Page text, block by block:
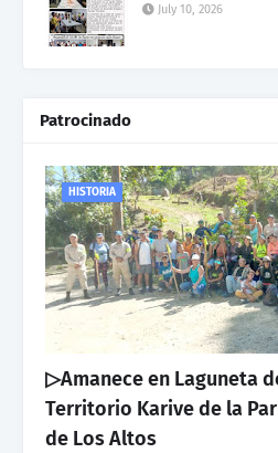
July 10, 2026
Patrocinado
HISTORIA
▷Amanece en Laguneta
Territorio Karive de la
de Los Altos